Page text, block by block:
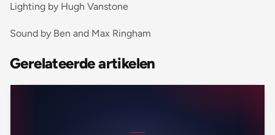
Lighting by Hugh Vanstone
Sound by Ben and Max Ringham
Gerelateerde artikelen